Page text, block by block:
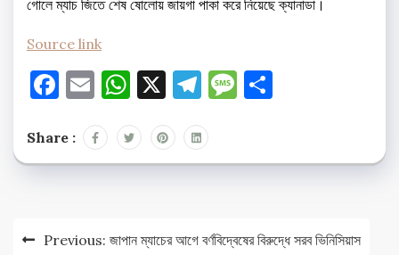
গোলে ম্যাচ জিতে শেষ ষোলোয় জায়গা পাকা করে নিয়েছে ক্যানাডা।
Source link
Facebook
EmailWhatsApp
X Telegram
Message
Share :
PostPrevious: জাপান ম্যাচের আগে বর্ণবিদ্বেষের বিরুদ্ধে সরব ভিনিসিয়াস